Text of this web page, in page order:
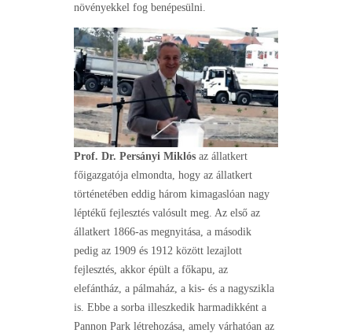
növényekkel fog benépesülni.
Prof. Dr. Persányi Miklós az állatkert
főigazgatója elmondta, hogy az állatkert
történetében eddig három kimagaslóan nagy
léptékű fejlesztés valósult meg. Az első az
állatkert 1866-as megnyitása, a második
pedig az 1909 és 1912 között lezajlott
fejlesztés, akkor épült a főkapu, az
elefántház, a pálmaház, a kis- és a nagyszikla
is. Ebbe a sorba illeszkedik harmadikként a
Pannon Park létrehozása, amely várhatóan az